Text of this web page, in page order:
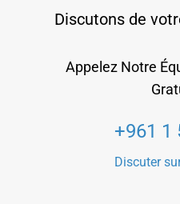
Discutons de
Appelez Notre
+961 1
Discuter